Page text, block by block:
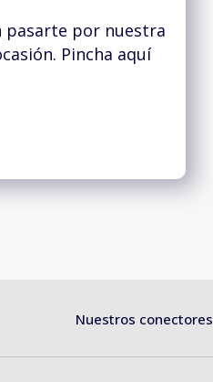
pasarte por nuestra
Pincha aquí
Nuestros conectores